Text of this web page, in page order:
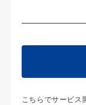
こちらでサービス